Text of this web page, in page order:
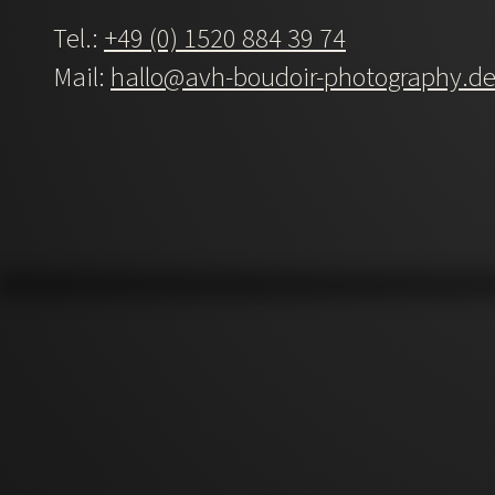
Tel.: +49 (0) 1520 884 39 74
Mail: hallo@avh-boudoir-photography.de